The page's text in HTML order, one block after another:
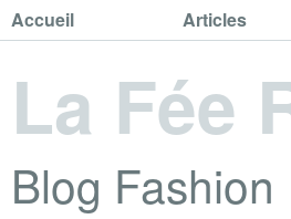
Accueil Articles
La Fée
Blog Fashion